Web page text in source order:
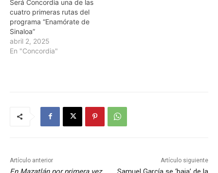
Será Concordia una de las
cuatro primeras rutas del
programa “Enamórate de
Sinaloa”
abril 2, 2025
En "Concordia"
Artículo anterior Artículo siguiente